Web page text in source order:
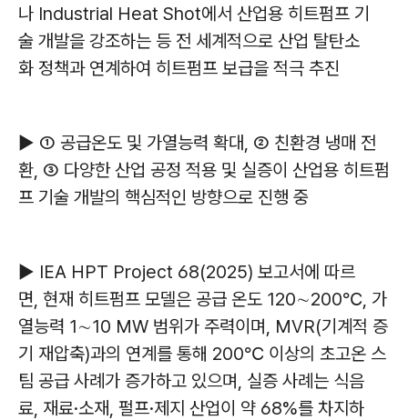
나 Industrial Heat Shot에서 산업용 히트펌프 기
술 개발을 강조하는 등 전 세계적으로 산업 탈탄소
화 정책과 연계하여 히트펌프 보급을 적극 추진
▶ ① 공급온도 및 가열능력 확대, ② 친환경 냉매 전
환, ③ 다양한 산업 공정 적용 및 실증이 산업용 히트펌
프 기술 개발의 핵심적인 방향으로 진행 중
▶ IEA HPT Project 68(2025) 보고서에 따르
면, 현재 히트펌프 모델은 공급 온도 120∼200℃, 가
열능력 1∼10 MW 범위가 주력이며, MVR(기계적 증
기 재압축)과의 연계를 통해 200℃ 이상의 초고온 스
팀 공급 사례가 증가하고 있으며, 실증 사례는 식음
료, 재료·소재, 펄프·제지 산업이 약 68%를 차지하